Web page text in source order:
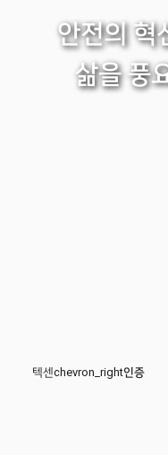
안전의 혁
삶을 풍
텍센chevron_right인증